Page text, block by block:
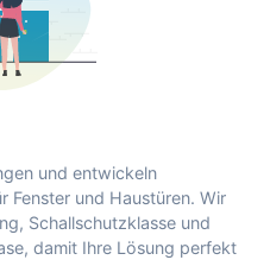
und entwickeln
Fenster und Haustüren. Wir
Schallschutzklasse und
damit Ihre Lösung perfekt